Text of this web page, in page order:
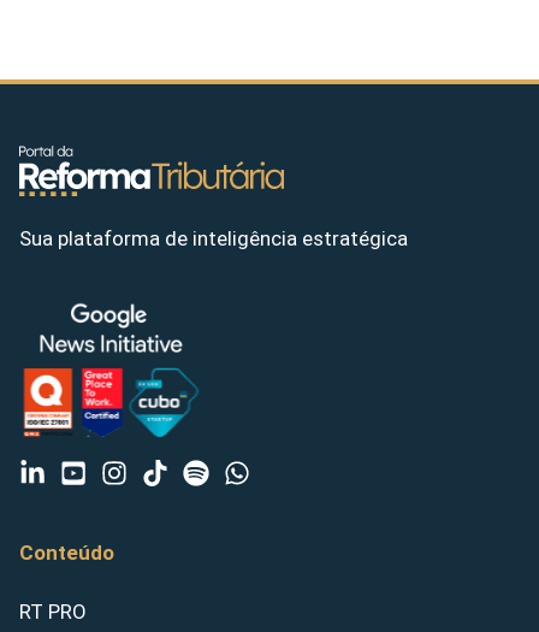
Sua plataforma de inteligência estratégica
Conteúdo
RT PRO